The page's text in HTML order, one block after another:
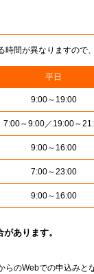
間が異なりますので
平日
9:00～19:00
7:00～9:00／19:00～
9:00～16:00
7:00～23:00
9:00～16:00
あります。
のWebでの申込みと